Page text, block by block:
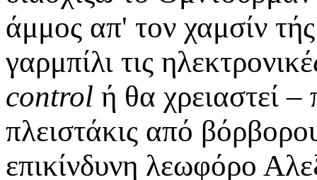
άμμος απ' τον χαμσίν
γαρμπίλι τις
control ή θα χρειαστεί
πλειστάκις από
επικίνδυνη λεωφόρο